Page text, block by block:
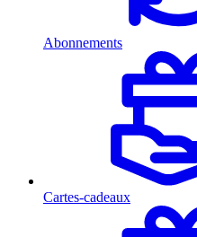
Abonnements
Cartes-cadeaux